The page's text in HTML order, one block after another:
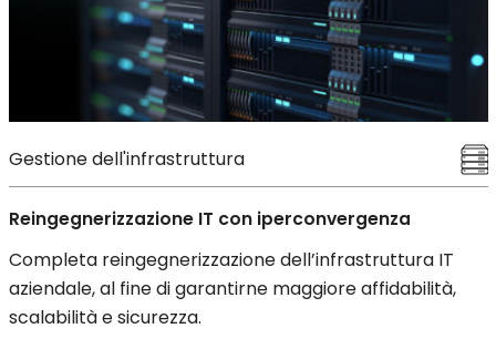
Gestione dell'infrastruttura
Reingegnerizzazione IT con iperconvergenza
Completa reingegnerizzazione dell’infrastruttura IT
aziendale, al fine di garantirne maggiore affidabilità,
scalabilità e sicurezza.